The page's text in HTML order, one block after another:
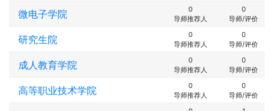
微电子学院
0
导师推荐人
0
导师/评价
研究生院
0
导师推荐人
0
导师/评价
成人教育学院
0
导师推荐人
0
导师/评价
高等职业技术学院
0
导师推荐人
0
导师/评价